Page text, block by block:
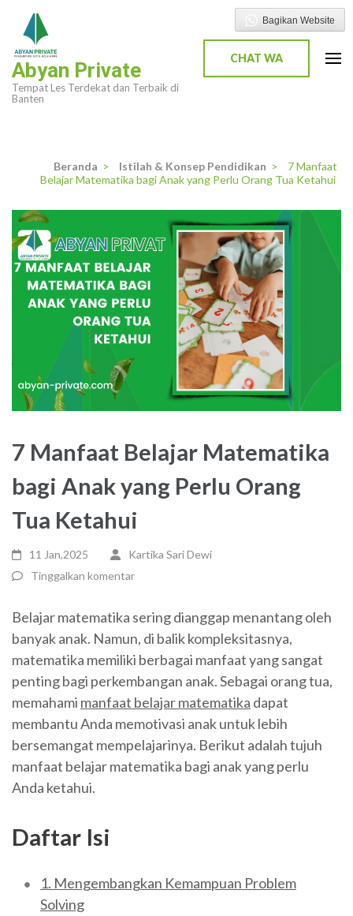
Lompat
konten
(Tekan
Enter)
Abyan Private
Tempat Les Terdekat dan Terbaik di
Banten
CHAT WA
Beranda > Istilah & Konsep Pendidikan >
7 Manfaat
Belajar Matematika bagi Anak yang Perlu Orang Tua Ketahui
7 Manfaat Belajar Matematika
bagi Anak yang Perlu Orang
Tua Ketahui
11 Jan,2025
Kartika Sari Dewi
Tinggalkan komentar
Belajar matematika sering dianggap menantang oleh
banyak anak. Namun, di balik kompleksitasnya,
matematika memiliki berbagai manfaat yang sangat
penting bagi perkembangan anak. Sebagai orang tua,
memahami manfaat belajar matematika dapat
membantu Anda memotivasi anak untuk lebih
bersemangat mempelajarinya. Berikut adalah tujuh
manfaat belajar matematika bagi anak yang perlu
Anda ketahui.
Daftar Isi
1. Mengembangkan Kemampuan Problem
Solving
Bagikan Website